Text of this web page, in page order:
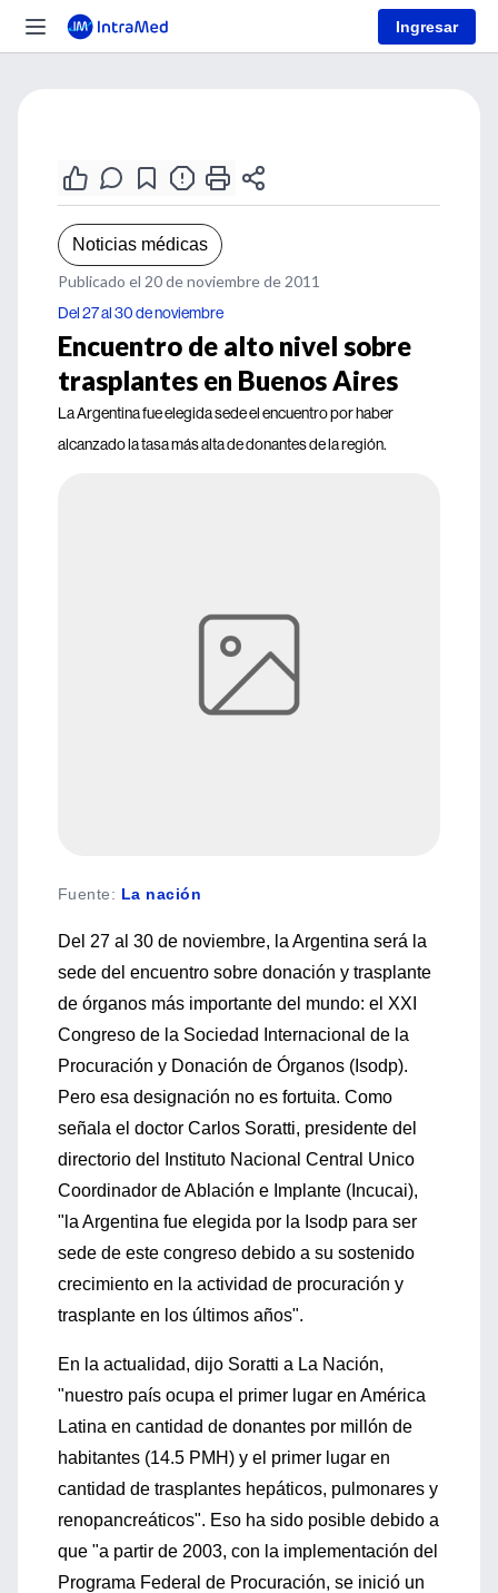
Ingresar
Noticias médicas
Publicado el 20 de noviembre de 2011
Del 27 al 30 de noviembre
Encuentro de alto nivel sobre
trasplantes en Buenos Aires
La Argentina fue elegida sede el encuentro por haber
alcanzado la tasa más alta de donantes de la región.
Fuente: La nación
Del 27 al 30 de noviembre, la Argentina será la
sede del encuentro sobre donación y trasplante
de órganos más importante del mundo: el XXI
Congreso de la Sociedad Internacional de la
Procuración y Donación de Órganos (Isodp).
Pero esa designación no es fortuita. Como
señala el doctor Carlos Soratti, presidente del
directorio del Instituto Nacional Central Unico
Coordinador de Ablación e Implante (Incucai),
"la Argentina fue elegida por la Isodp para ser
sede de este congreso debido a su sostenido
crecimiento en la actividad de procuración y
trasplante en los últimos años".
En la actualidad, dijo Soratti a La Nación,
"nuestro país ocupa el primer lugar en América
Latina en cantidad de donantes por millón de
habitantes (14.5 PMH) y el primer lugar en
cantidad de trasplantes hepáticos, pulmonares y
renopancreáticos". Eso ha sido posible debido a
que "a partir de 2003, con la implementación del
Programa Federal de Procuración, se inició un